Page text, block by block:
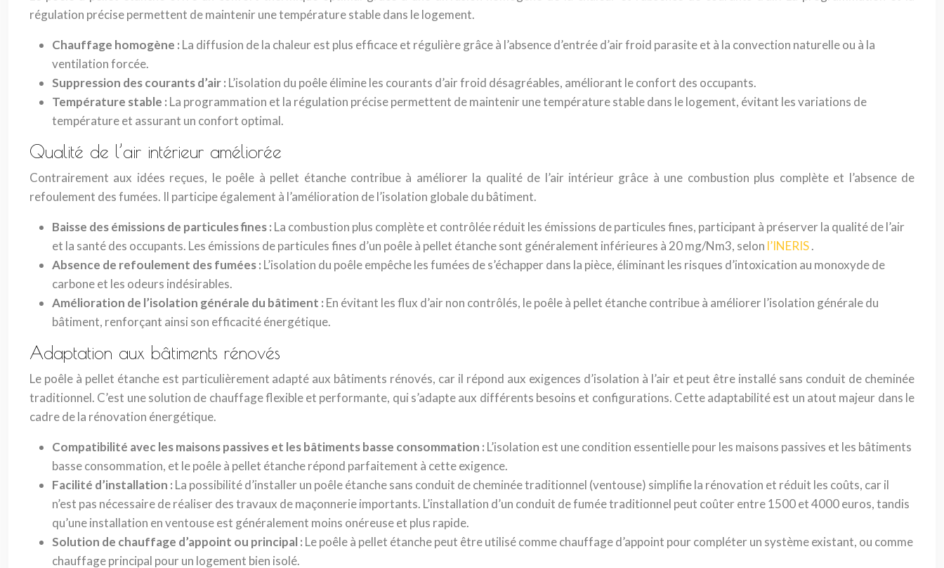
régulation précise permettent de maintenir une température stable dans le logement.
Chauffage homogène : La diffusion de la chaleur est plus efficace et régulière grâce à l’absence d’entrée d’air froid parasite et à la convection naturelle ou à la
ventilation forcée.
Suppression des courants d’air : L’isolation du poêle élimine les courants d’air froid désagréables, améliorant le confort des occupants.
Température stable : La programmation et la régulation précise permettent de maintenir une température stable dans le logement, évitant les variations de
température et assurant un confort optimal.
Qualité de l’air intérieur améliorée
Contrairement aux idées reçues, le poêle à pellet étanche contribue à améliorer la qualité de l’air intérieur grâce à une combustion plus complète et l’absence de
refoulement des fumées. Il participe également à l’amélioration de l’isolation globale du bâtiment.
Baisse des émissions de particules fines : La combustion plus complète et contrôlée réduit les émissions de particules fines, participant à préserver la qualité de l’air
et la santé des occupants. Les émissions de particules fines d’un poêle à pellet étanche sont généralement inférieures à 20 mg/Nm3, selon l’INERIS.
Absence de refoulement des fumées : L’isolation du poêle empêche les fumées de s’échapper dans la pièce, éliminant les risques d’intoxication au monoxyde de
carbone et les odeurs indésirables.
Amélioration de l’isolation générale du bâtiment : En évitant les flux d’air non contrôlés, le poêle à pellet étanche contribue à améliorer l’isolation générale du
bâtiment, renforçant ainsi son efficacité énergétique.
Adaptation aux bâtiments rénovés
Le poêle à pellet étanche est particulièrement adapté aux bâtiments rénovés, car il répond aux exigences d’isolation à l’air et peut être installé sans conduit de cheminée
traditionnel. C’est une solution de chauffage flexible et performante, qui s’adapte aux différents besoins et configurations. Cette adaptabilité est un atout majeur dans le
cadre de la rénovation énergétique.
Compatibilité avec les maisons passives et les bâtiments basse consommation : L’isolation est une condition essentielle pour les maisons passives et les bâtiments
basse consommation, et le poêle à pellet étanche répond parfaitement à cette exigence.
Facilité d’installation : La possibilité d’installer un poêle étanche sans conduit de cheminée traditionnel (ventouse) simplifie la rénovation et réduit les coûts, car il
n’est pas nécessaire de réaliser des travaux de maçonnerie importants. L’installation d’un conduit de fumée traditionnel peut coûter entre 1500 et 4000 euros, tandis
qu’une installation en ventouse est généralement moins onéreuse et plus rapide.
Solution de chauffage d’appoint ou principal : Le poêle à pellet étanche peut être utilisé comme chauffage d’appoint pour compléter un système existant, ou comme
chauffage principal pour un logement bien isolé.